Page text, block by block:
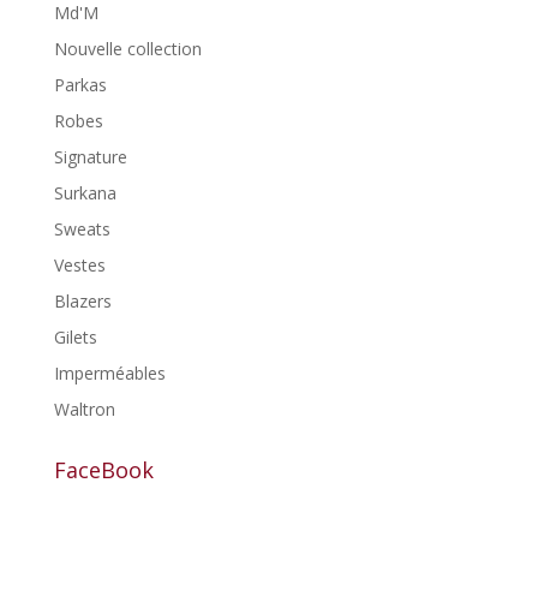
Md'M
Nouvelle collection
Parkas
Robes
Signature
Surkana
Sweats
Vestes
Blazers
Gilets
Imperméables
Waltron
FaceBook